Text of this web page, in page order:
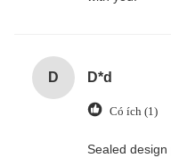
D D*d
Có ích (1)
Sealed